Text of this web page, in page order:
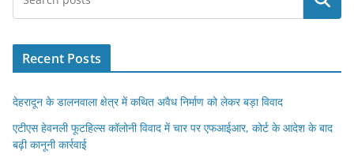
Recent Posts
देहरादून के डालनवाला क्षेत्र में कथित अवैध निर्माण को लेकर बड़ा विवाद
एटीएस हेवनली फूटहिल्स कॉलोनी विवाद में चार पर एफआईआर, कोर्ट के आदेश के बाद
बढ़ी कानूनी कार्रवाई